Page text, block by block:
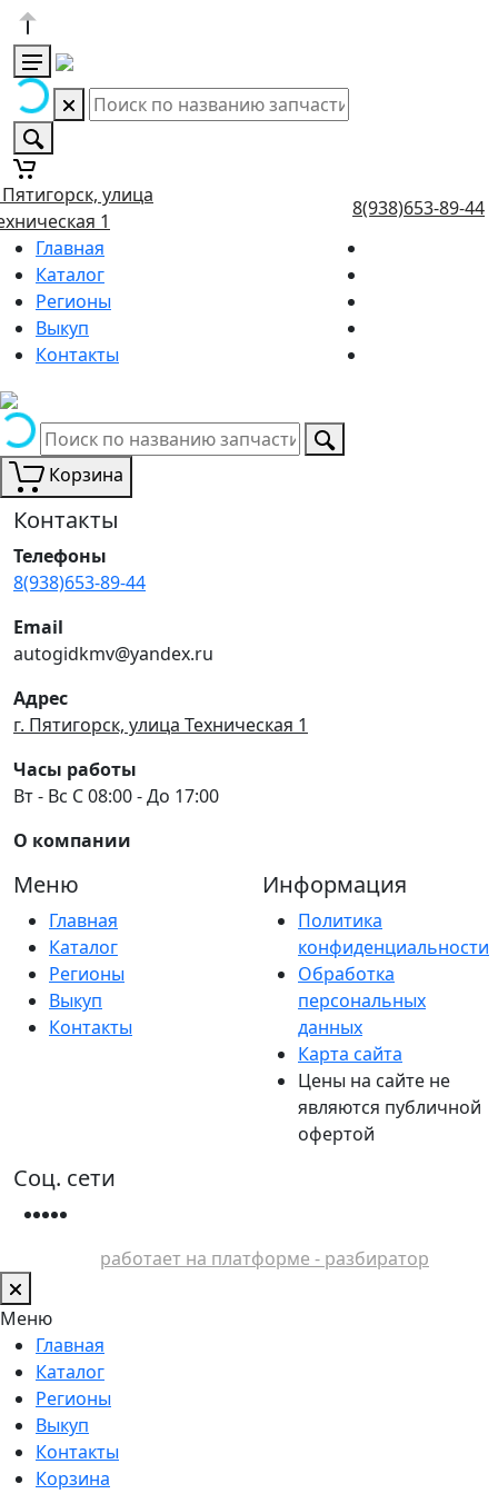
Пятигорск, улица
1
8(938)653-89-44
Главная
Каталог
Регионы
Выкуп
Контакты
Корзина
Контакты
Телефоны
8(938)653-89-44
Email
autogidkmv@yandex.ru
Адрес
г. Пятигорск, улица Техническая 1
Часы работы
Вт - Вс С 08:00 - До 17:00
О компании
Меню
Главная
Каталог
Регионы
Выкуп
Контакты
Информация
Политика
конфиденциальности
Обработка
персональных
данных
Карта сайта
Цены на сайте не
являются публичной
офертой
Соц. сети
работает на платформе - разбиратор
Меню
Главная
Каталог
Регионы
Выкуп
Контакты
Корзина